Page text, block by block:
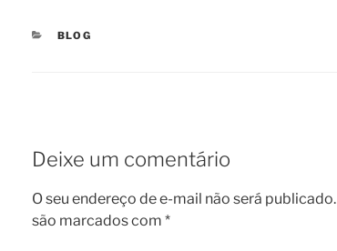
CATEGORIAS
BLOG
Deixe um comentário
O seu endereço de e-mail não será publicado.
são marcados com *